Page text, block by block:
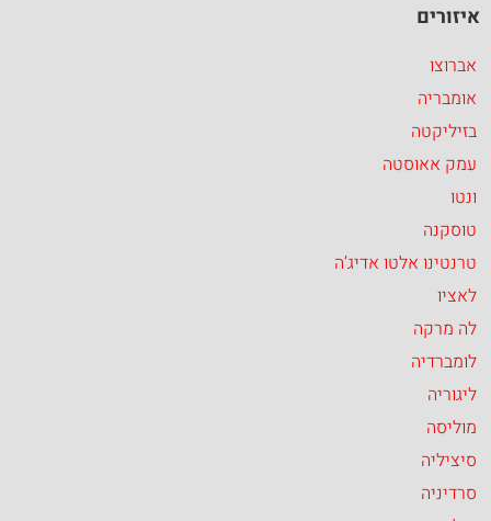
אברוצו
אומבריה
בזיליקטה
עמק אאוסטה
ונטו
טוסקנה
טרנטינו אלטו אדיג’ה
לאציו
לה מרקה
לומברדיה
ליגוריה
מוליסה
סיציליה
סרדיניה